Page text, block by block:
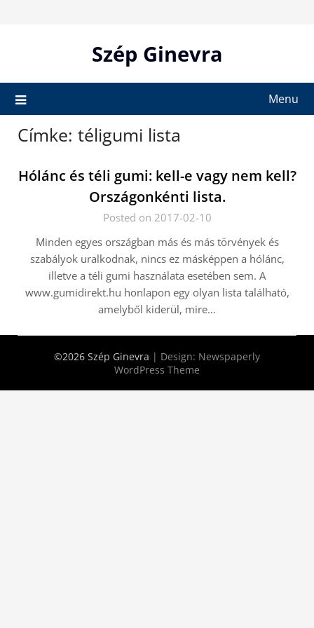
Szép Ginevra
Menu
Címke: téligumi lista
Hólánc és téli gumi: kell-e vagy nem kell?
Országonkénti lista.
Posted on 2017-02-10
Minden egyes országban más és más törvények és
szabályok uralkodnak, nincs ez másképpen a hólánc,
illetve a téli gumi használata esetében sem. A
www.gumidirekt.hu honlapon egy olyan lista található,
amelyből kiderül, mire…
©2026 Szép Ginevra | Design: Newspaperly
WordPress Theme